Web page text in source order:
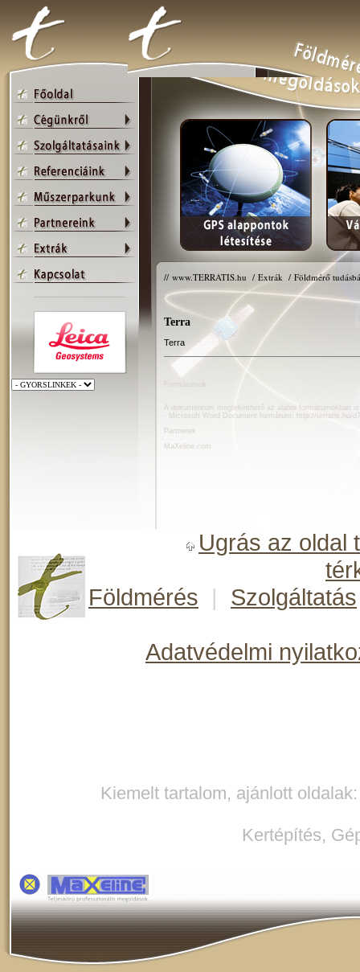
// www.TERRATIS.hu / Extrák / Földmérő
Terra
Terra
A dokumentum megtekinthető az alábbi formátumokban
- Microsoft Word Document formátum:
http://terratis.hu/
Partnerek
MaXeline.com
Ugrás az oldal
Földmérés
| Szolgáltatás
Adatvédelmi
Kiemelt tartalom, ajánlott
Kertépítés,